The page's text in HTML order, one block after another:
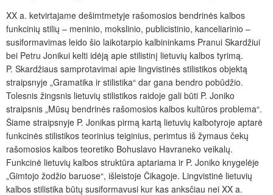
XX a. ketvirtajame dešimtmetyje rašomosios bendrinės kalbos
funkcinių stilių – meninio, mokslinio, publicistinio, kanceliarinio –
susiformavimas leido šio laikotarpio kalbininkams Pranui Skardžiui
bei Petru Jonikui kelti idėją apie stilistinį lietuvių kalbos tyrimą.
P. Skardžiaus samprotavimai apie lingvistinės stilistikos objektą
straipsnyje „Gramatika ir stilistika“ dar gana bendro pobūdžio.
Tolesnis žingsnis lietuvių stilistikos raidoje gali būti P. Joniko
straipsnis „Mūsų bendrinės rašomosios kalbos kultūros problema“.
Šiame straipsnyje P. Jonikas pirmą kartą lietuvių kalbotyroje aptarė
funkcinės stilistikos teorinius teiginius, perimtus iš žymaus čekų
rašomosios kalbos teoretiko Bohuslavo Havraneko veikalų.
Funkcinė lietuvių kalbos struktūra aptariama ir P. Joniko knygelėje
„Gimtojo žodžio baruose“, išleistoje Čikagoje. Lingvistinė lietuvių
kalbos stilistika būtų susiformavusi kur kas anksčiau nei XX a.